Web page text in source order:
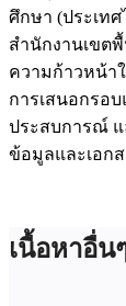
ศึกษา (ประเท
สำนักงานเขต
ความก้าวหน้า
การเสนอกรอ
ประสบการณ์
ข้อมูลและเอก
เนื้อหาอื่น